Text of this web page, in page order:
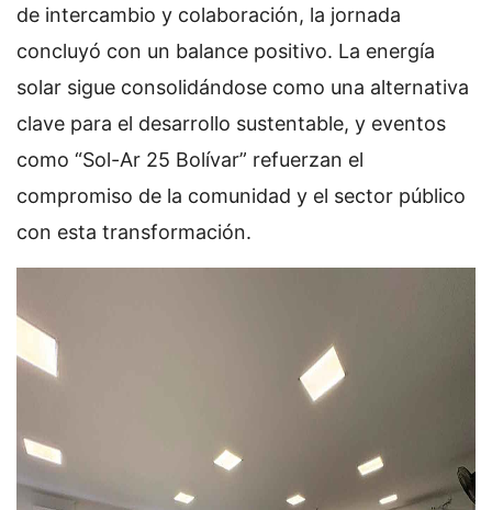
de intercambio y colaboración, la jornada
concluyó con un balance positivo. La energía
solar sigue consolidándose como una alternativa
clave para el desarrollo sustentable, y eventos
como “Sol-Ar 25 Bolívar” refuerzan el
compromiso de la comunidad y el sector público
con esta transformación.